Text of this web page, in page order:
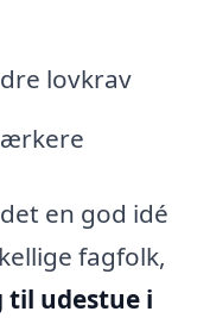
lovkrav
en god idé
fagfolk,
udestue i